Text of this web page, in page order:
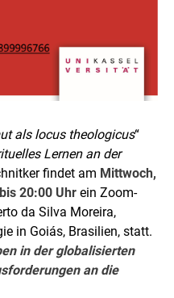
als locus theologicus“
Lernen an der
findet am Mittwoch,
20:00 Uhr ein Zoom-
da Silva Moreira,
in Goiás, Brasilien, statt.
in der globalisierten
an die